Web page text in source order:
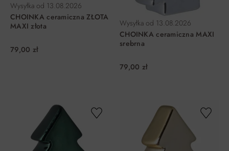
Wysyłka od 13.08.2026
CHOINKA ceramiczna ZŁOTA
MAXI złota
79,00 zł
Wysyłka od 13.08.2026
CHOINKA ceramiczna MAXI
srebrna
79,00 zł